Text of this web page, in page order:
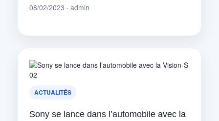
08/02/2023 · admin
ACTUALITÉS
Sony se lance dans l’automobile avec la